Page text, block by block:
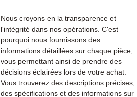
Nous croyons en la transparence et
l'intégrité dans nos opérations. C'est
pourquoi nous fournissons des
informations détaillées sur chaque pièce,
vous permettant ainsi de prendre des
décisions éclairées lors de votre achat.
Vous trouverez des descriptions précises,
des spécifications et des informations sur